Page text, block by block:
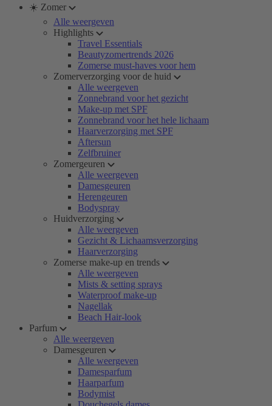
☀️ Zomer
Alle weergeven
Highlights
Travel Essentials
Beautyzomertrends 2026
Zomerse must-haves voor hem
Zomerverzorging voor de huid
Alle weergeven
Zonnebrand voor het gezicht
Make-up met SPF
Zonnebrand voor het hele lichaam
Haarverzorging met SPF
Aftersun
Zelfbruiner
Zomergeuren
Alle weergeven
Damesgeuren
Herengeuren
Bodyspray
Huidverzorging
Alle weergeven
Gezicht & Lichaamsverzorging
Haarverzorging
Zomerse make-up en trends
Alle weergeven
Mists & setting sprays
Waterproof make-up
Nagellak
Beach Hair-look
Parfum
Alle weergeven
Damesgeuren
Alle weergeven
Damesparfum
Haarparfum
Bodymist